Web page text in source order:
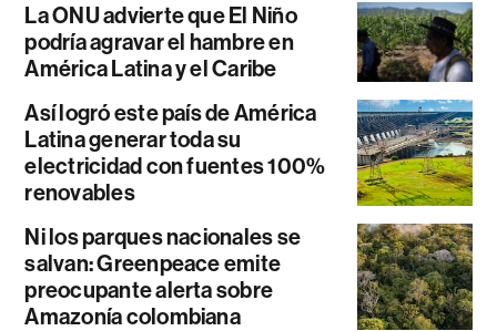
La ONU advierte que El Niño
podría agravar el hambre en
América Latina y el Caribe
Así logró este país de América
Latina generar toda su
electricidad con fuentes 100%
renovables
Ni los parques nacionales se
salvan: Greenpeace emite
preocupante alerta sobre
Amazonía colombiana